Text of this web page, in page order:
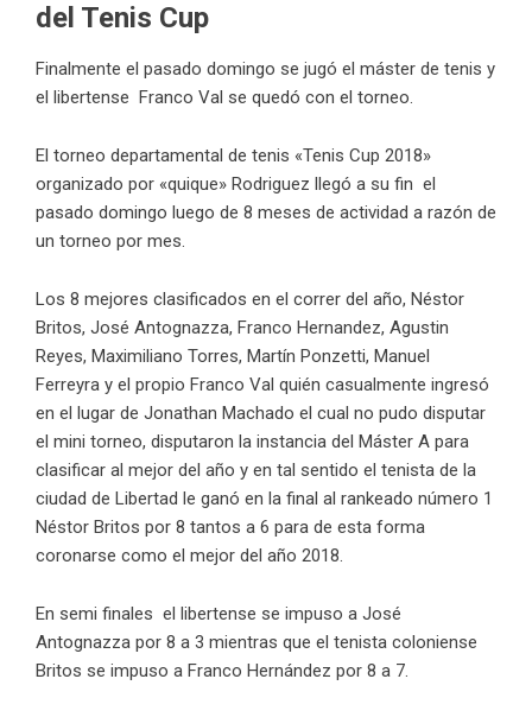
del Tenis Cup
Finalmente el pasado domingo se jugó el máster de tenis y
el libertense Franco Val se quedó con el torneo.
El torneo departamental de tenis «Tenis Cup 2018»
organizado por «quique» Rodriguez llegó a su fin el
pasado domingo luego de 8 meses de actividad a razón de
un torneo por mes.
Los 8 mejores clasificados en el correr del año, Néstor
Britos, José Antognazza, Franco Hernandez, Agustin
Reyes, Maximiliano Torres, Martín Ponzetti, Manuel
Ferreyra y el propio Franco Val quién casualmente ingresó
en el lugar de Jonathan Machado el cual no pudo disputar
el mini torneo, disputaron la instancia del Máster A para
clasificar al mejor del año y en tal sentido el tenista de la
ciudad de Libertad le ganó en la final al rankeado número 1
Néstor Britos por 8 tantos a 6 para de esta forma
coronarse como el mejor del año 2018.
En semi finales el libertense se impuso a José
Antognazza por 8 a 3 mientras que el tenista coloniense
Britos se impuso a Franco Hernández por 8 a 7.